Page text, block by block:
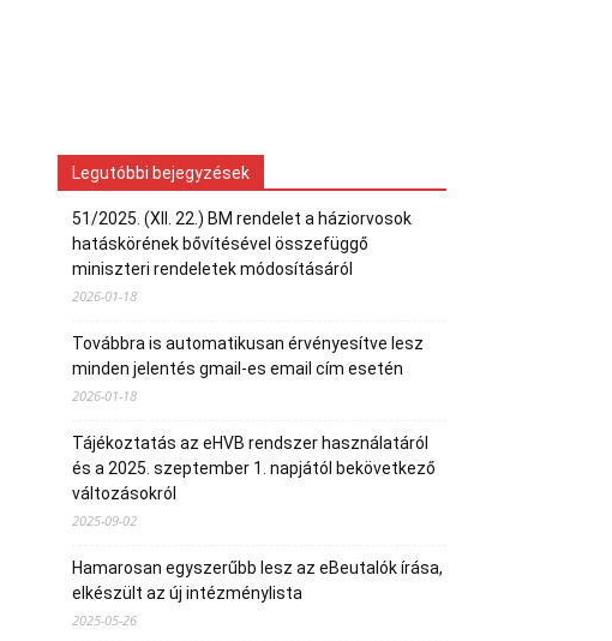
Legutóbbi bejegyzések
51/2025. (XII. 22.) BM rendelet a háziorvosok
hatáskörének bővítésével összefüggő
miniszteri rendeletek módosításáról
2026-01-18
Továbbra is automatikusan érvényesítve lesz
minden jelentés gmail-es email cím esetén
2026-01-18
Tájékoztatás az eHVB rendszer használatáról
és a 2025. szeptember 1. napjától bekövetkező
változásokról
2025-09-02
Hamarosan egyszerűbb lesz az eBeutalók írása,
elkészült az új intézménylista
2025-05-26